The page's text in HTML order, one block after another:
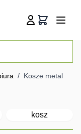
Koszyk
/ Kosze metal
kosz